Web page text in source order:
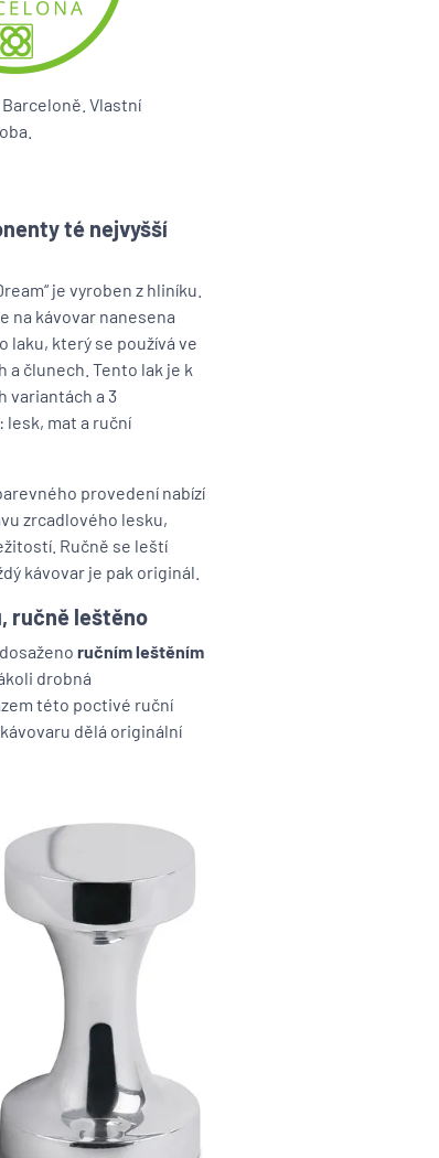
Vlastní
té nejvyšší
je vyroben z hliníku.
na kávovar nanesena
laku, který se používá ve
a člunech. Tento lak je k
variantách a 3
lesk, mat a ruční
provedení nabízí
zrcadlového lesku,
Ručně se leští
kávovar je pak originál.
ručně leštěno
ručním leštěním
drobná
této poctivé ruční
dělá originální